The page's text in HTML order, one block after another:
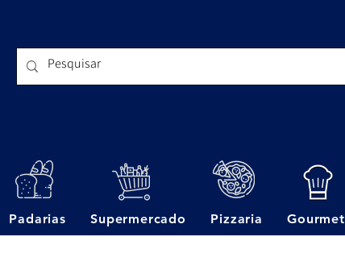
Padarias Supermercado Pizzaria Gourmet